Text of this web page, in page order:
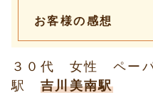
お客様の感想
３０代 女性 ペー
駅 吉川美南駅